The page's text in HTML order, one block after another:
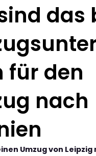
das
für den
nach
Umzug von Leipzig